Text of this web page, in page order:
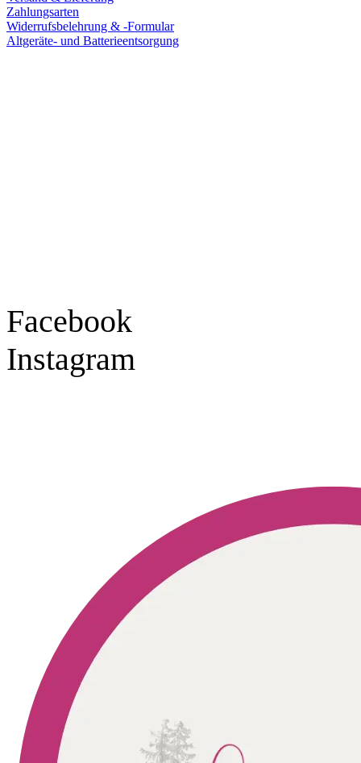
Zahlungsarten
Widerrufsbelehrung & -Formular
Altgeräte- und Batterieentsorgung
Facebook
Instagram